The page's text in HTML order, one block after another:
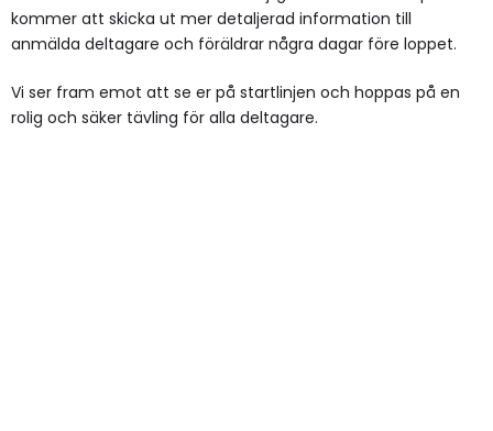
kommer att skicka ut mer detaljerad information till
anmälda deltagare och föräldrar några dagar före loppet.
Vi ser fram emot att se er på startlinjen och hoppas på en
rolig och säker tävling för alla deltagare.